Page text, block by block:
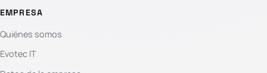
EMPRESA
Quiénes somos
Evotec IT